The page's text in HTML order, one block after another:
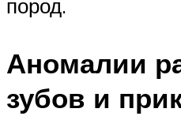
пород.
Аномалии
зубов и